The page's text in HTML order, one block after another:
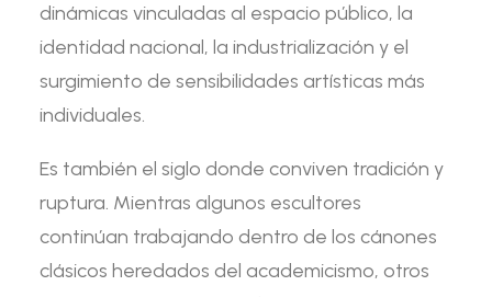
dinámicas vinculadas al espacio público, la
identidad nacional, la industrialización y el
surgimiento de sensibilidades artísticas más
individuales.
Es también el siglo donde conviven tradición y
ruptura. Mientras algunos escultores
continúan trabajando dentro de los cánones
clásicos heredados del academicismo, otros